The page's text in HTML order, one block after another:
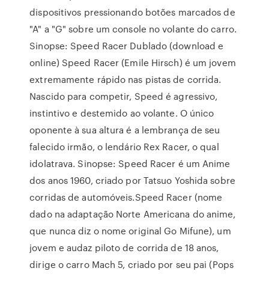
dispositivos pressionando botões marcados de
"A" a "G" sobre um console no volante do carro.
Sinopse: Speed Racer Dublado (download e
online) Speed Racer (Emile Hirsch) é um jovem
extremamente rápido nas pistas de corrida.
Nascido para competir, Speed é agressivo,
instintivo e destemido ao volante. O único
oponente à sua altura é a lembrança de seu
falecido irmão, o lendário Rex Racer, o qual
idolatrava. Sinopse: Speed Racer é um Anime
dos anos 1960, criado por Tatsuo Yoshida sobre
corridas de automóveis.Speed Racer (nome
dado na adaptação Norte Americana do anime,
que nunca diz o nome original Go Mifune), um
jovem e audaz piloto de corrida de 18 anos,
dirige o carro Mach 5, criado por seu pai (Pops